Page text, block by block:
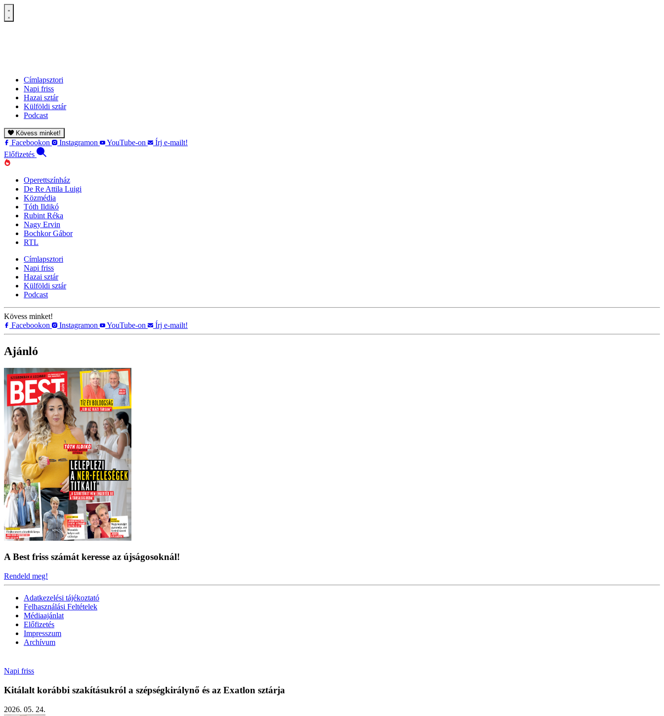
Címlapsztori
Napi friss
Hazai sztár
Külföldi sztár
Podcast
Kövess minket!
Facebookon Instagramon YouTube-on
Írj e-mailt!
Előfizetés
Operettszínház
De Re Attila Luigi
Közmédia
Tóth Ildikó
Rubint Réka
Nagy Ervin
Bochkor Gábor
RTL
Címlapsztori
Napi friss
Hazai sztár
Külföldi sztár
Podcast
Kövess minket!
Facebookon
Instagramon YouTube-on Írj e-mailt!
Ajánló
A Best friss számát keresse az újságosoknál!
Rendeld meg!
Adatkezelési tájékoztató
Felhasználási Feltételek
Médiaajánlat
Előfizetés
Impresszum
Archívum
Napi friss
Kitálalt korábbi szakításukról a szépségkirálynő és az Exatlon sztárja
2026. 05. 24.